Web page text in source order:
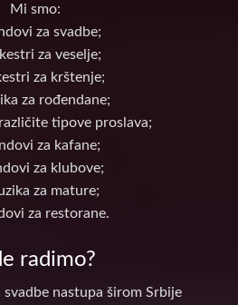
Mi smo:
za svadbe;
za veselje;
za krštenje;
za rođendane;
tipove proslava;
za kafane;
za klubove;
za mature;
za restorane.
radimo?
svadbe nastupa širom Srbije